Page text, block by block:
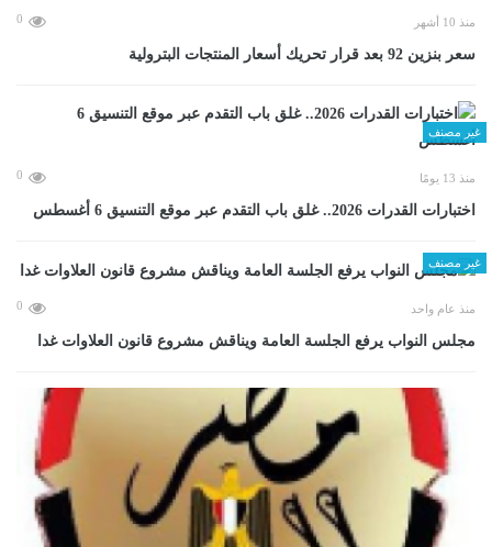
منذ 10 أشهر 0
سعر بنزين 92 بعد قرار تحريك أسعار المنتجات البترولية
غير مصنف
منذ 13 يومًا 0
اختبارات القدرات 2026.. غلق باب التقدم عبر موقع التنسيق 6 أغسطس
غير مصنف
منذ عام واحد 0
مجلس النواب يرفع الجلسة العامة ويناقش مشروع قانون العلاوات غدا